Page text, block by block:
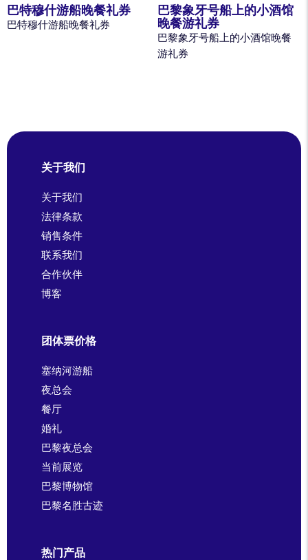
巴特穆什游船晚餐礼券
巴特穆什游船晚餐礼券
巴黎象牙号船上的小酒馆
晚餐游礼券
巴黎象牙号船上的小酒馆晚餐
游礼券
关于我们
关于我们
法律条款
销售条件
联系我们
合作伙伴
博客
团体票价格
塞纳河游船
夜总会
餐厅
婚礼
巴黎夜总会
当前展览
巴黎博物馆
巴黎名胜古迹
热门产品